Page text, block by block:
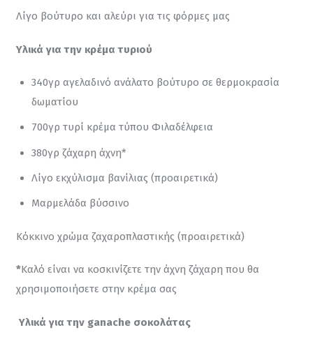
Λίγο βούτυρο και αλεύρι για τις φόρμες μας
Υλικά για την κρέμα τυριού
340γρ αγελαδινό ανάλατο βούτυρο σε θερμοκρασία
δωματίου
700γρ τυρί κρέμα τύπου Φιλαδέλφεια
380γρ ζάχαρη άχνη*
Λίγο εκχύλισμα βανίλιας (προαιρετικά)
Μαρμελάδα βύσσινο
Κόκκινο χρώμα ζαχαροπλαστικής (προαιρετικά)
*Καλό είναι να κοσκινίζετε την άχνη ζάχαρη που θα
χρησιμοποιήσετε στην κρέμα σας
Υλικά για την ganache σοκολάτας